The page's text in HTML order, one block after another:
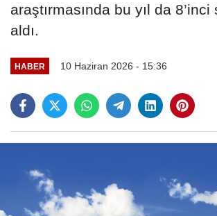
araştırmasında bu yıl da 8’inci
aldı.
HABER 10 Haziran 2026 - 15:36